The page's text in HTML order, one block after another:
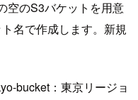
空のS3バケットを用意
名で作成します。新規
bucket：東京リージョ